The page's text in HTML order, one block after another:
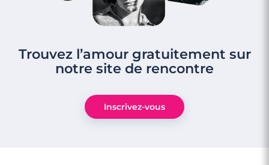
Trouvez l’amour gratuitement sur
notre site de rencontre
Inscrivez-vous